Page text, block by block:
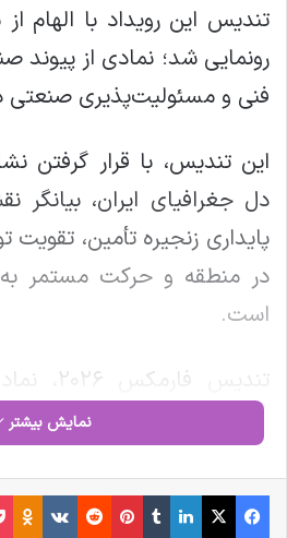
تندیس این رویداد با الهام
رونمایی شد؛ نمادی از پیوند
فنی و مسئولیت‌پذیری صنعتی
این تندیس، با قرار گرفتن
دل جغرافیای ایران، بیانگر
پایداری زنجیره تأمین،
در منطقه و حرکت مستمر
است.
تندیس
تلاش حرفه‌ای و همراهی
نوشته های مشابه
نمایش بیشتر
فیس بوک X لینکدین ‫تامبلر ‫پین‌ترست ‫رددیت ‫VKontakte
‫Odnoklassniki